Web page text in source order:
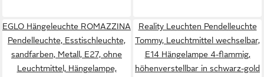
EGLO Hängeleuchte ROMAZZINA
Pendelleuchte, Esstischleuchte,
sandfarben, Metall, E27, ohne
Leuchtmittel, Hängelampe,
Reality Leuchten Pendelleuchte
Tommy, Leuchtmittel wechselbar,
E14 Hängelampe 4-flammig,
höhenverstellbar in schwarz-gold